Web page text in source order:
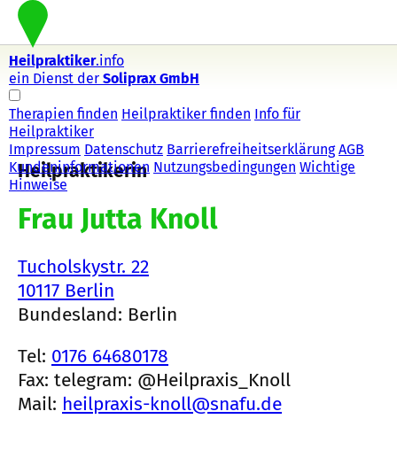
Heilpraktiker.info
ein Dienst der Soliprax GmbH
Therapien finden Heilpraktiker finden Info für
Heilpraktiker
Impressum Datenschutz Barrierefreiheitserklärung AGB
Kundeninformationen Nutzungsbedingungen Wichtige
Hinweise
Heilpraktikerin
Frau Jutta Knoll
Tucholskystr. 22
10117 Berlin
Bundesland: Berlin
Tel: 0176 64680178
Fax: telegram: @Heilpraxis_Knoll
Mail: heilpraxis-knoll@snafu.de